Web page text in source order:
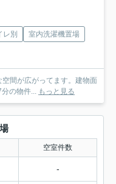
レ別
室内洗濯機置場
間が広がってます。建物面
の物件... もっと見る
空室件数
-